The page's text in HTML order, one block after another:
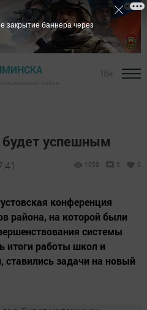
будет успешным
1059 0 0
конференция
района, на которой были
системы
итоги работы школ и
задачи на новый
закрытие баннера через